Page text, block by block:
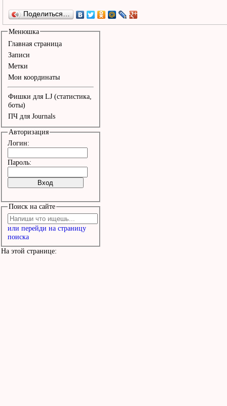
Поделиться…
Менюшка
Главная страница
Записи
Метки
Мои координаты
Фишки для LJ (статистика,
боты)
ПЧ для Journals
Авторизация
Логин:
Пароль:
Поиск на сайте
или перейди на страницу
поиска
На этой странице: